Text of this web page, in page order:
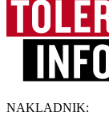
NAKLADNIK: